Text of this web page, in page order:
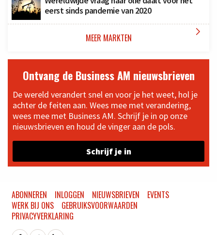
eerst sinds pandemie van 2020
MEER MARKTEN 
Ontvang de Business AM nieuwsbrieven
De wereld verandert snel en voor je het weet, hol je
achter de feiten aan. Wees mee met verandering,
wees mee met Business AM. Schrijf je in op onze
nieuwsbrieven en houd de vinger aan de pols.
Schrijf je in
ABONNEREN INLOGGEN NIEUWSBRIEVEN
EVENTS
WERK BIJ ONS
GEBRUIKSVOORWAARDEN
PRIVACYVERKLARING